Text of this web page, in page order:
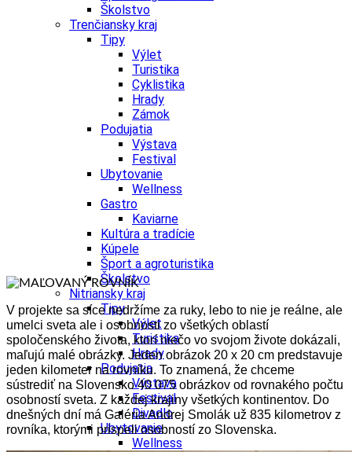
Školstvo
Trenčiansky kraj
Tipy
Výlet
Turistika
Cyklistika
Hrady
Zámok
Podujatia
Výstava
Festival
Ubytovanie
Wellness
Gastro
Kaviarne
Kultúra a tradície
Kúpele
Šport a agroturistika
Školstvo
Nitriansky kraj
Tipy
Výlet
Turistika
Hrady
Podujatia
Výstava
Festival
Divadlo
Ubytovanie
Wellness
V projekte sa síce nedržíme za ruky, lebo to nie je reálne, ale
umelci sveta ale i osobnosti zo všetkých oblastí
spoločenského života, ktorí niečo vo svojom živote dokázali,
maľujú malé obrázky. Jeden obrázok 20 x 20 cm predstavuje
jeden kilometer na rovníku. To znamená, že chceme
sústrediť na Slovensko 40 075 obrázkov od rovnakého počtu
osobností sveta. Z každej krajiny všetkých kontinentov. Do
dnešných dní má Galéria Andrej Smolák už 835 kilometrov z
rovníka, ktorými prispeli osobností zo Slovenska.